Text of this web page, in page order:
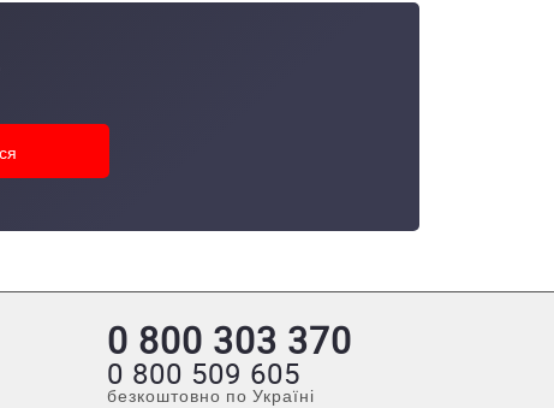
0 800 303 370
0 800 509 605
безкоштовно по Україні